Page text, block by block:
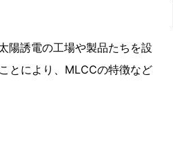
陽誘電の工場や製品たちを設
とにより、MLCCの特徴など